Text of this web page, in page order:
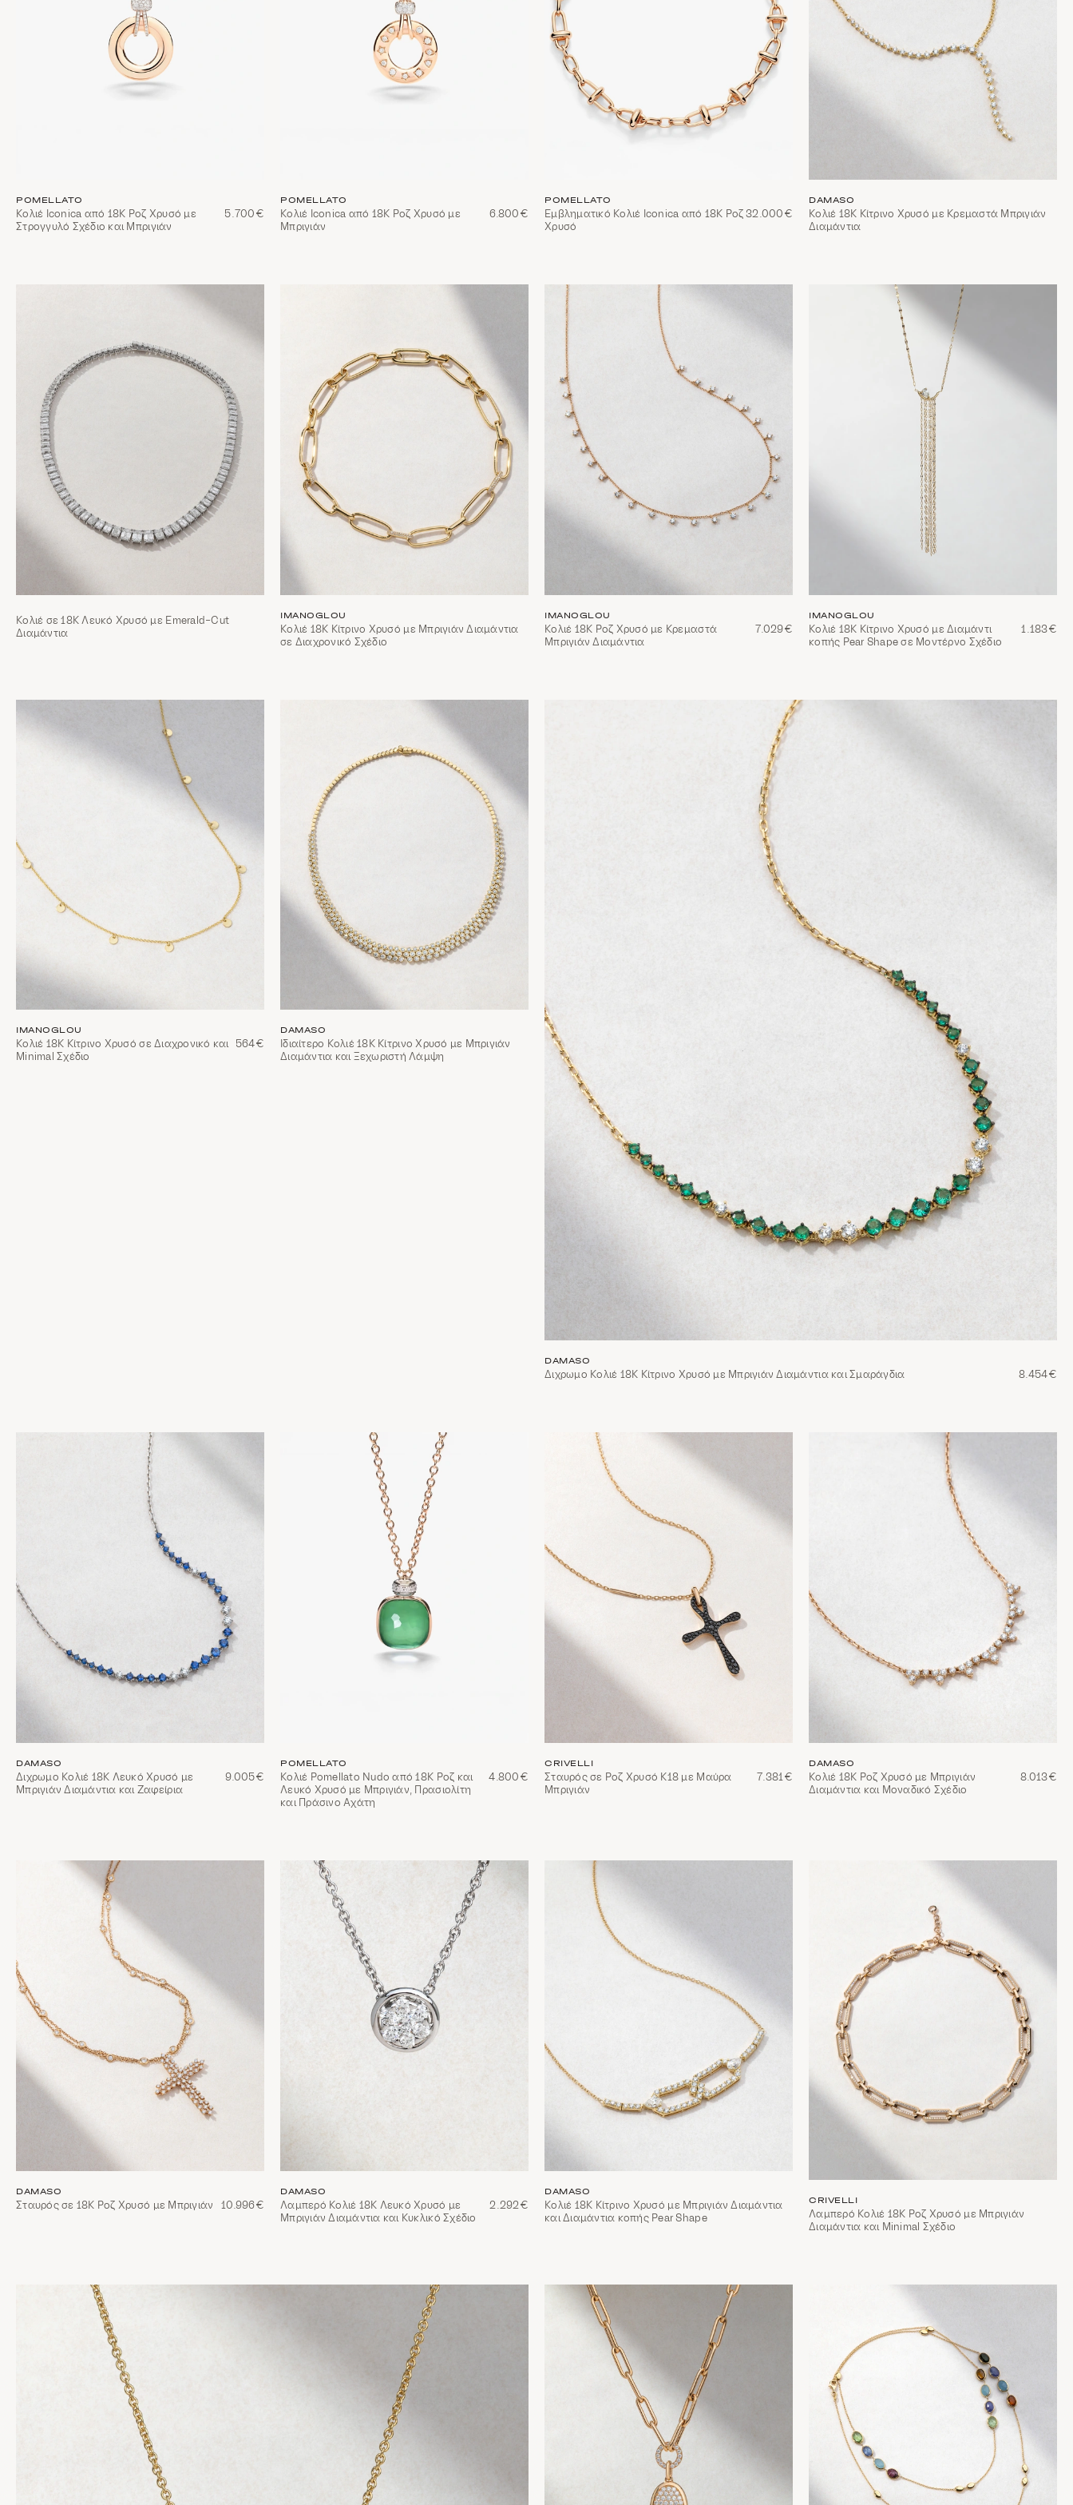
POMELLATO
Κολιέ Iconica από 18Κ Ροζ Χρυσό με
Στρογγυλό Σχέδιο και Μπριγιάν
5.700€
POMELLATO
Κολιέ Iconica από 18Κ Ροζ Χρυσό με
Μπριγιάν
6.800€
POMELLATO
Εμβληματικό Κολιέ Iconica από 18Κ Ροζ
Χρυσό
32.000€
DAMASO
Κολιέ 18Κ Κίτρινο Χρυσό με Κρεμαστά Μπριγιάν
Διαμάντια
Κολιέ σε 18Κ Λευκό Χρυσό με Emerald-Cut
Διαμάντια
IMANOGLOU
Κολιέ 18Κ Κίτρινο Χρυσό με Μπριγιάν Διαμάντια
σε Διαχρονικό Σχέδιο
IMANOGLOU
Κολιέ 18Κ Ροζ Χρυσό με Κρεμαστά
Μπριγιάν Διαμάντια
7.029€
IMANOGLOU
Κολιέ 18Κ Κίτρινο Χρυσό με Διαμάντι
κοπής Pear Shape σε Μοντέρνο Σχέδιο
1.183€
IMANOGLOU
Κολιέ 18Κ Κίτρινο Χρυσό σε Διαχρονικό και
Minimal Σχέδιο
564€
DAMASO
Ιδιαίτερο Κολιέ 18Κ Κίτρινο Χρυσό με Μπριγιάν
Διαμάντια και Ξεχωριστή Λάμψη
DAMASO
Διχρωμο Κολιέ 18Κ Κίτρινο Χρυσό με Μπριγιάν Διαμάντια και Σμαράγδια 8.454€
DAMASO
Διχρωμο Κολιέ 18Κ Λευκό Χρυσό με
Μπριγιάν Διαμάντια και Ζαφείρια
9.005€
POMELLATO
Κολιέ Pomellato Nudo από 18Κ Ροζ και
Λευκό Χρυσό με Μπριγιάν, Πρασιολίτη
και Πράσινο Αχάτη
4.800€
CRIVELLI
Σταυρός σε Ροζ Χρυσό Κ18 με Μαύρα
Μπριγιάν
7.381€
DAMASO
Κολιέ 18Κ Ροζ Χρυσό με Μπριγιάν
Διαμάντια και Μοναδικό Σχέδιο
8.013€
DAMASO
Σταυρός σε 18Κ Ροζ Χρυσό με Μπριγιάν 10.996€
DAMASO
Λαμπερό Κολιέ 18Κ Λευκό Χρυσό με
Μπριγιάν Διαμάντια και Κυκλικό Σχέδιο
2.292€
DAMASO
Κολιέ 18Κ Κίτρινο Χρυσό με Μπριγιάν Διαμάντια
και Διαμάντια κοπής Pear Shape
CRIVELLI
Λαμπερό Κολιέ 18Κ Ροζ Χρυσό με Μπριγιάν
Διαμάντια και Minimal Σχέδιο